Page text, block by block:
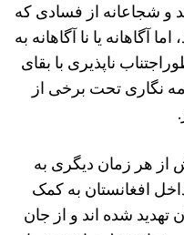
و شجاعانه از فسادی که
یا نا آگاهانه به
‌ناپذیری با بقای
‌نگاری تحت برخی از
از هر زمان دیگری به
افغانستان به کمک
تهدید شده اند و از جان